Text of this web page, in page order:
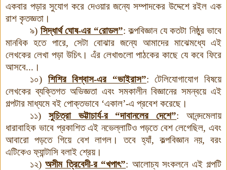
একবার পড়ার সুযোগ করে দেওয়ার জন্যে সম্পাদকের উদ্দেশে রইল এক
রাশ কৃতজ্ঞতা।
৯) সিদ্ধার্থ ঘোষ-এর “রোডল”: কল্পবিজ্ঞান যে কতটা নিষ্ঠুর ভাবে
মানবিক হতে পারে, সেটা বোঝার জন্যে আমাদের মাঝেমধ্যে এই
লেখকের লেখা পড়া উচিৎ। এঁর লেখাগুলো পাঠকের কাছে যে কবে ফিরে
আসবে...।
১০) শিশির বিশ্বাস-এর “ভাইরাস”: টেলিযোগাযোগ বিষয়ে
লেখকের ব্যক্তিগত অভিজ্ঞতা এবং সমকালীন বিজ্ঞানের সমন্বয়ে এই
গল্পটার মাধ্যমে বই পোক্তভাবে ‘একাল’-এ প্রবেশ করেছে।
১১) সুচিত্রা ভট্টাচার্য-র “দাবানলের দেশে”: আনন্দমেলায়
ধারাবাহিক ভাবে প্রকাশিত এই নভেল্লাটিও পড়তে বেশ লেগেছিল, এবং
আবারো পড়তে গিয়ে বেশ লাগল। তবে হ্যাঁ, কল্পবিজ্ঞান নয়, বরং
এটিকেও ফ্যান্টাসি বলাই শ্রেয়।
১২)অসীম ত্রিবেদী-র “খপাৎ”: আলোচ্য সংকলনে এই গল্পটি